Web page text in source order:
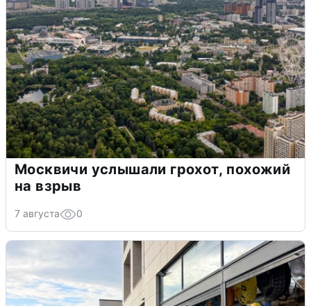
Москвичи услышали грохот, похожий
на взрыв
7 августа 0